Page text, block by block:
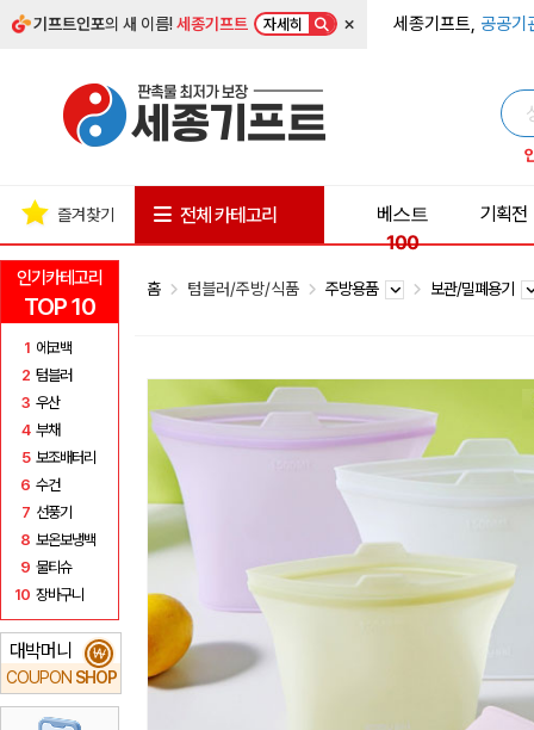
기프트인포의 새 이름!세종기프트 자세히 × 세종기프트, 공공기
인기카테고리
TOP 10
1 에코백
2 텀블러
3 우산
4 부채
5 보조배터리
6 수건
7 선풍기
8 보온보냉백
9 물티슈
10 장바구니
대박머니
COUPON SHOP
₩
즐겨찾기 전체 카테고리
베스트
100
기획전
홈 텀블러/주방/식품 주방용품 보관/밀폐용기